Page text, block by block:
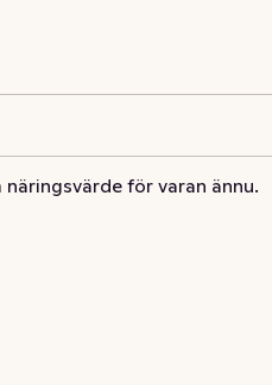
för varan ännu.